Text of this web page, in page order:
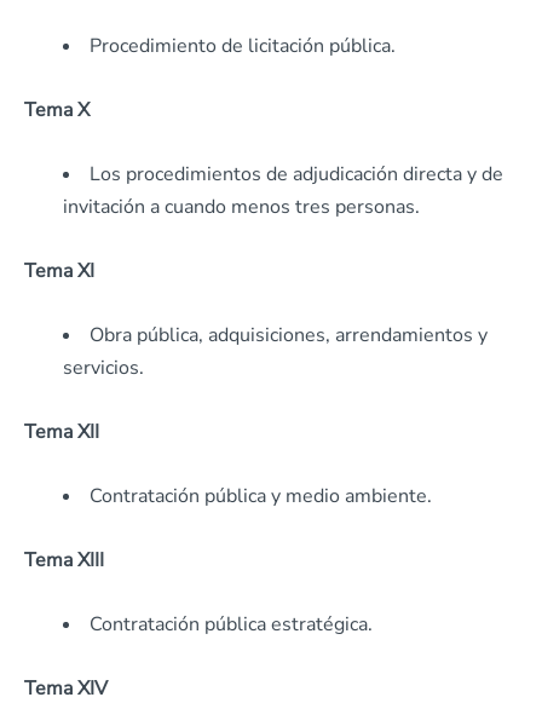
Procedimiento de licitación pública.
Tema X
Los procedimientos de adjudicación directa y de
invitación a cuando menos tres personas.
Tema XI
Obra pública, adquisiciones, arrendamientos y
servicios.
Tema XII
Contratación pública y medio ambiente.
Tema XIII
Contratación pública estratégica.
Tema XIV